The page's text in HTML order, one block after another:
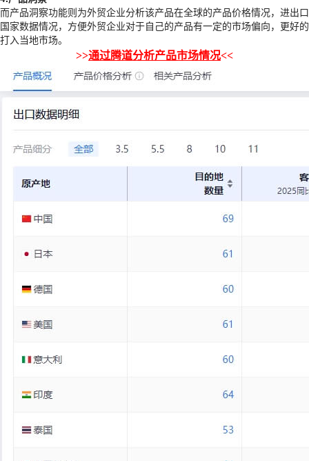
而产品洞察功能则为外贸企业分析该产品在全球的产品价格情况，进出口
国家数据情况，方便外贸企业对于自己的产品有一定的市场偏向，更好的
打入当地市场。
>>通过腾道分析产品市场情况<<